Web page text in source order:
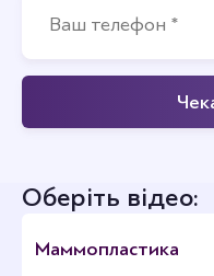
Оберіть відео:
Маммопластика